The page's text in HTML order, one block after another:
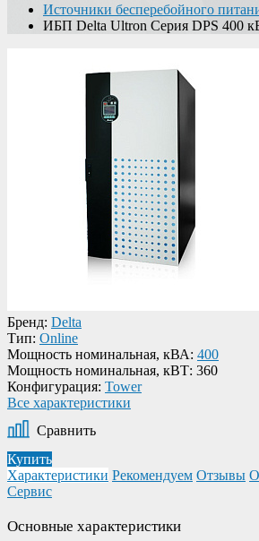
Источники бесперебойного
ИБП Delta Ultron Серия DPS 400
Бренд: Delta
Тип: Online
Мощность номинальная, кВА: 400
Мощность номинальная, кВТ: 360
Конфигурация: Tower
Все характеристики
Сравнить
Купить
Характеристики Рекомендуем Отзывы
Сервис
Основные характеристики